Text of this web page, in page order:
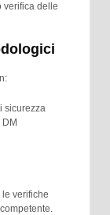
verifica delle
sicurezza
le verifiche